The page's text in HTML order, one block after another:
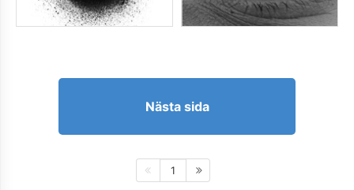
Nästa sida
1